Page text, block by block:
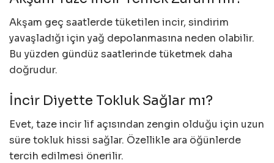
Akşam geç saatlerde tüketilen incir, sindirim
yavaşladığı için yağ depolanmasına neden olabilir.
Bu yüzden gündüz saatlerinde tüketmek daha
doğrudur.
İncir Diyette Tokluk Sağlar mı?
Evet, taze incir lif açısından zengin olduğu için uzun
süre tokluk hissi sağlar. Özellikle ara öğünlerde
tercih edilmesi önerilir.